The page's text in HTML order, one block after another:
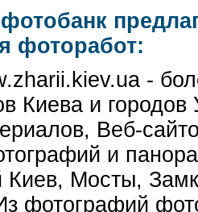
фоторабот:
-
Киева и городов
Веб-
и
Киев, Мосты,
фотографий